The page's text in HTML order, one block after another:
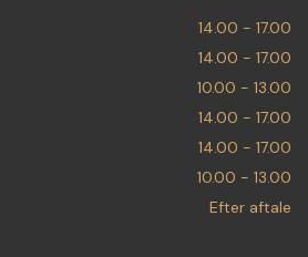
14.00 - 17.00
14.00 - 17.00
10.00 - 13.00
14.00 - 17.00
14.00 - 17.00
10.00 - 13.00
Efter aftale